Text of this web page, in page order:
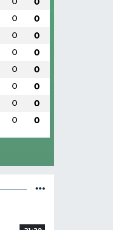
0 0
0 0
0 0
0 0
0 0
0 0
0 0
0 0